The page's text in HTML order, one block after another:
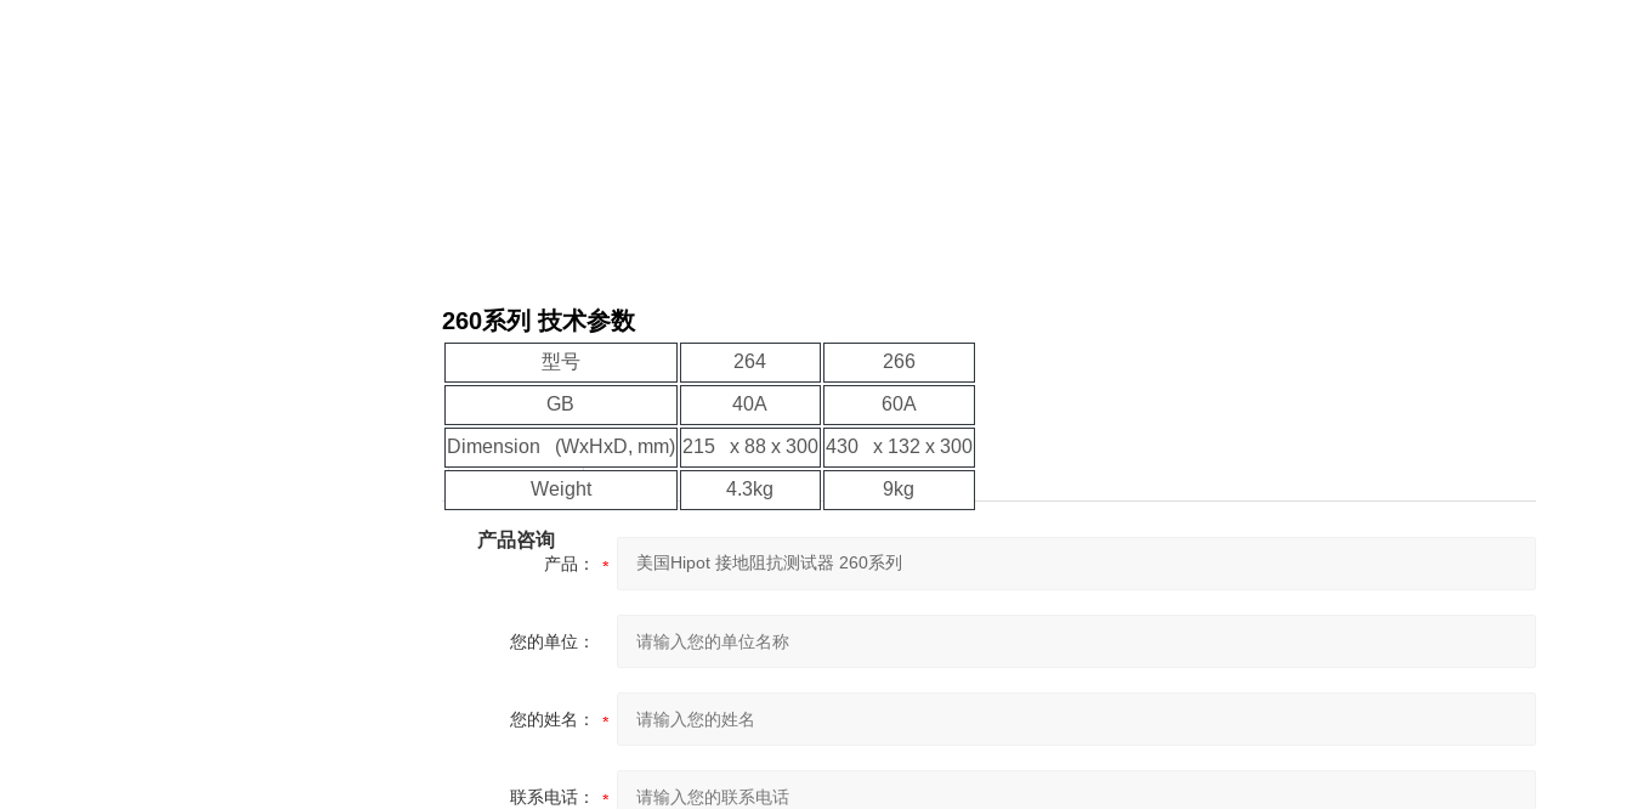
260系列 技术参数
型号 264 266
GB 40A 60A
Dimension (WxHxD, mm) 215 x 88 x 300 430 x 132 x 300
Weight 4.3kg 9kg
产品咨询
产品：
您的单位：
您的姓名：
联系电话：